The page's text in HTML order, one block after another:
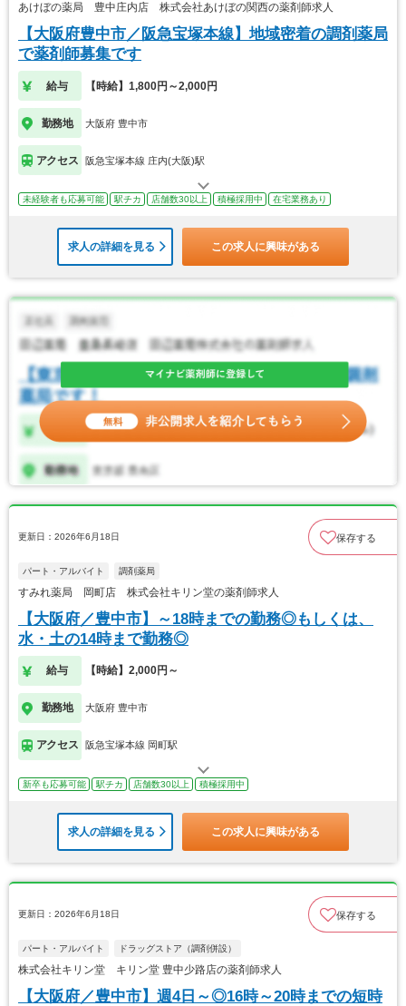
あけぼの薬局 豊中庄内店 株式会社あけぼの関西の薬剤師求人
【大阪府豊中市／阪急宝塚本線】地域密着の調剤薬局
で薬剤師募集です
給与 【時給】1,800円～2,000円
勤務地 大阪府 豊中市
アクセス 阪急宝塚本線 庄内(大阪)駅
未経験者も応募可能 駅チカ 店舗数30以上 積極採用中 在宅業務あり
求人の詳細を見る この求人に興味がある
更新日：2026年6月18日 保存する
パート・アルバイト 調剤薬局
すみれ薬局 岡町店 株式会社キリン堂の薬剤師求人
【大阪府／豊中市】～18時までの勤務◎もしくは、
水・土の14時まで勤務◎
給与 【時給】2,000円～
勤務地 大阪府 豊中市
アクセス 阪急宝塚本線 岡町駅
新卒も応募可能 駅チカ 店舗数30以上 積極採用中
求人の詳細を見る この求人に興味がある
更新日：2026年6月18日 保存する
パート・アルバイト ドラッグストア（調剤併設）
株式会社キリン堂 キリン堂 豊中少路店の薬剤師求人
【大阪府／豊中市】週4日～◎16時～20時までの短時